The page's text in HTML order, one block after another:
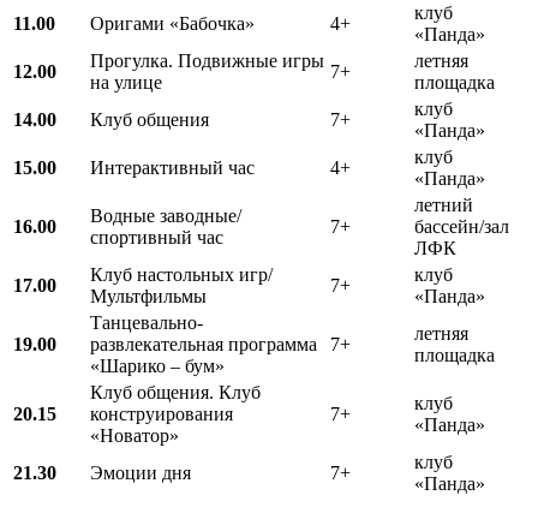
11.00 Оригами «Бабочка» 4+
клуб
«Панда»
12.00
Прогулка. Подвижные игры
на улице
7+
летняя
площадка
14.00
Клуб общения 7+
клуб
«Панда»
15.00
Интерактивный час 4+
клуб
«Панда»
16.00
Водные заводные/
спортивный час
7+
летний
бассейн/зал
ЛФК
17.00
Клуб настольных игр/
Мультфильмы
7+
клуб
«Панда»
19.00
Танцевально-
развлекательная программа
«Шарико – бум»
7+
летняя
площадка
20.15
Клуб общения. Клуб
конструирования
«Новатор»
7+
клуб
«Панда»
21.30 Эмоции дня 7+
клуб
«Панда»